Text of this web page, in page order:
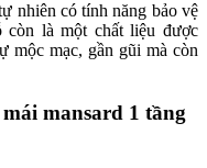
nhiên có tính năng bảo vệ
còn là một chất liệu được
mộc mạc, gần gũi mà còn
mansard 1 tầng